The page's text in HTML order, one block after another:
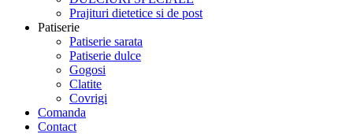
Prajituri dietetice si de post
Patiserie
Patiserie sarata
Patiserie dulce
Gogosi
Clatite
Covrigi
Comanda
Contact